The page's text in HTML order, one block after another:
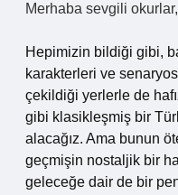
Merhaba sevgili okurlar,
Hepimizin bildiği gibi,
karakterleri ve
çekildiği yerlerle de
gibi klasikleşmiş bir
alacağız. Ama bunun
geçmişin nostaljik bir
geleceğe dair de bir